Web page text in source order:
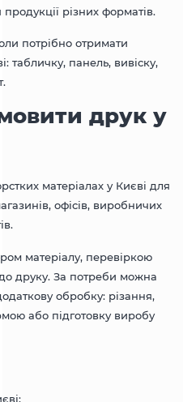
різних форматів.
потрібно отримати
табличку, панель, вивіску,
друк у
матеріалах у Києві для
офісів, виробничих
матеріалу, перевіркою
друку. За потреби можна
обробку: різання,
або підготовку виробу